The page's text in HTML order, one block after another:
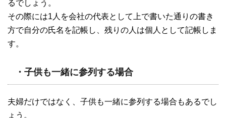
るでしょう。
その際には1人を会社の代表として上で書いた通りの書き
方で自分の氏名を記帳し、残りの人は個人として記帳しま
す。
・子供も一緒に参列する場合
夫婦だけではなく、子供も一緒に参列する場合もあるでし
ょう。